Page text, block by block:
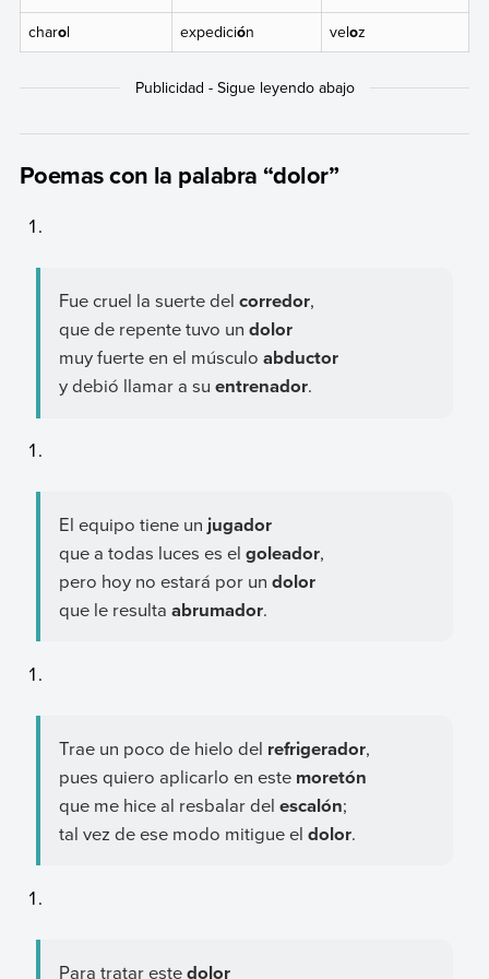
charol expedición veloz
Poemas con la palabra “dolor”
Fue cruel la suerte del corredor,
que de repente tuvo un dolor
muy fuerte en el músculo abductor
y debió llamar a su entrenador.
El equipo tiene un jugador
que a todas luces es el goleador,
pero hoy no estará por un dolor
que le resulta abrumador.
Trae un poco de hielo del refrigerador,
pues quiero aplicarlo en este moretón
que me hice al resbalar del escalón;
tal vez de ese modo mitigue el dolor.
Para tratar estedolor